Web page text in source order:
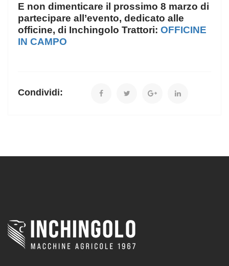
E non dimenticare il prossimo 8 marzo di
partecipare all’evento, dedicato alle
officine, di Inchingolo Trattori: OFFICINE
IN CAMPO
Condividi: